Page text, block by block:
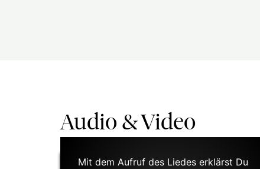
Audio & Video
Mit dem Aufruf des Liedes erklärst Du